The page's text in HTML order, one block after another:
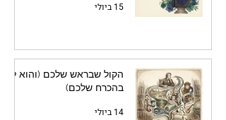
15 ביולי
הקול שבראש שלכם (והוא לא
בהכרח שלכם)
14 ביולי